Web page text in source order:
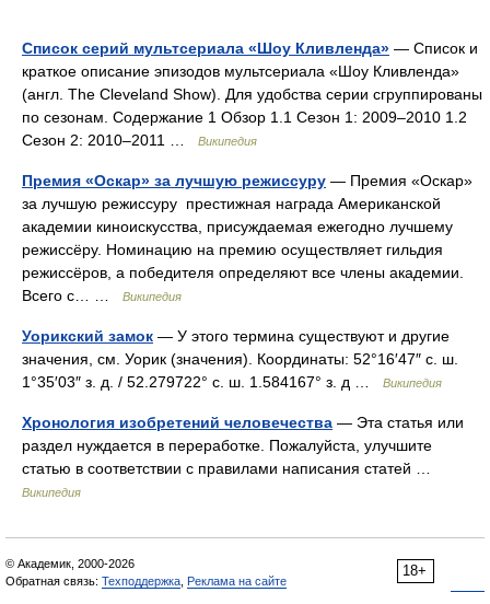
Список серий мультсериала «Шоу Кливленда» — Список и
краткое описание эпизодов мультсериала «Шоу Кливленда»
(англ. The Cleveland Show). Для удобства серии сгруппированы
по сезонам. Содержание 1 Обзор 1.1 Сезон 1: 2009–2010 1.2
Сезон 2: 2010–2011 …
Википедия
Премия «Оскар» за лучшую режиссуру — Премия «Оскар»
за лучшую режиссуру престижная награда Американской
академии киноискусства, присуждаемая ежегодно лучшему
режиссёру. Номинацию на премию осуществляет гильдия
режиссёров, а победителя определяют все члены академии.
Всего с… …
Википедия
Уорикский замок — У этого термина существуют и другие
значения, см. Уорик (значения). Координаты: 52°16′47″ с. ш.
1°35′03″ з. д. / 52.279722° с. ш. 1.584167° з. д …
Википедия
Хронология изобретений человечества — Эта статья или
раздел нуждается в переработке. Пожалуйста, улучшите
статью в соответствии с правилами написания статей …
Википедия
18+
© Академик, 2000-2026
Обратная связь: Техподдержка Реклама на сайте